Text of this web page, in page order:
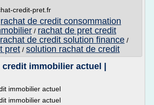
credit-pret.fr
rachat de credit consommation
/ rachat de pret credit
rachat de credit solution finance /
pret / solution rachat de credit
immobilier actuel |
immobilier actuel
immobilier actuel